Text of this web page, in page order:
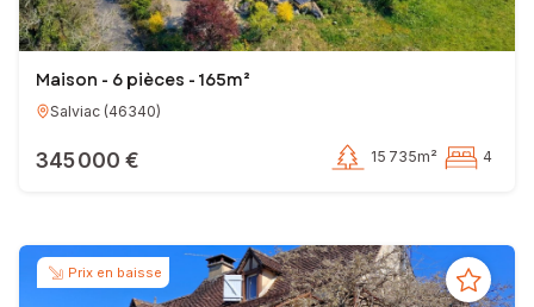
Maison - 6 pièces - 165m²
Salviac (46340)
345 000 € 15 735m² 4
Prix en baisse